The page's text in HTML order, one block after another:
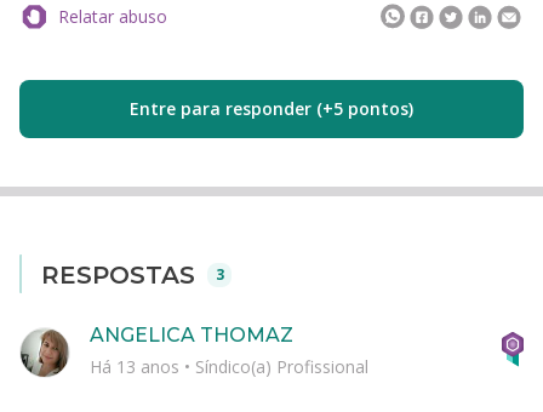
Relatar abuso
Entre para responder (+5 pontos)
RESPOSTAS 3
ANGELICA THOMAZ
Há 13 anos • Síndico(a) Profissional